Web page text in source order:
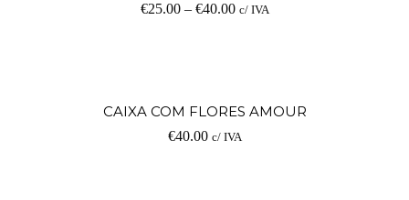
€25.00– €40.00 c/ IVA
CAIXA COM FLORES AMOUR
€40.00 c/ IVA